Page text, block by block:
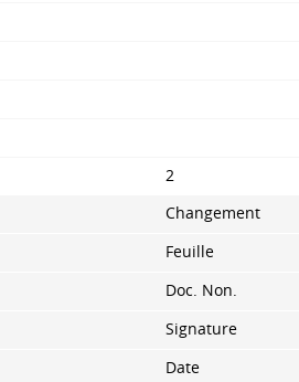
2
Changement
Feuille
Doc. Non.
Signature
Date